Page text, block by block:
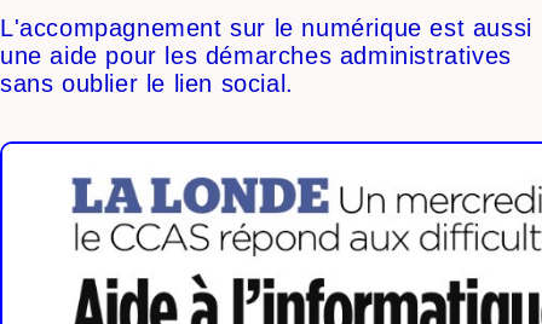
L'accompagnement sur le numérique est aussi
une aide pour les démarches administratives
sans oublier le lien social.